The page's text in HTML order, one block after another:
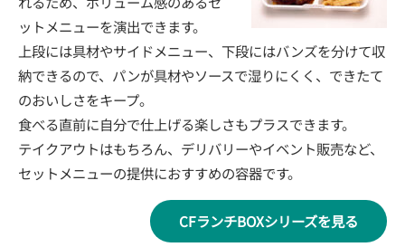
ットメニューを演出できます。
上段には具材やサイドメニュー、下段にはバンズを分けて収
納できるので、パンが具材やソースで湿りにくく、できたて
のおいしさをキープ。
食べる直前に自分で仕上げる楽しさもプラスできます。
テイクアウトはもちろん、デリバリーやイベント販売など、
セットメニューの提供におすすめの容器です。
CFランチBOXシリーズを見る